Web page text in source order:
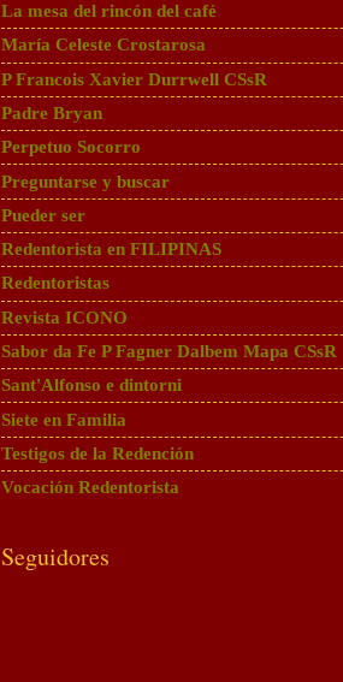
La mesa del rincón del café
María Celeste Crostarosa
P Francois Xavier Durrwell CSsR
Padre Bryan
Perpetuo Socorro
Preguntarse y buscar
Pueder ser
Redentorista en FILIPINAS
Redentoristas
Revista ICONO
Sabor da Fe P Fagner Dalbem Mapa CSsR
Sant'Alfonso e dintorni
Siete en Familia
Testigos de la Redención
Vocación Redentorista
Seguidores